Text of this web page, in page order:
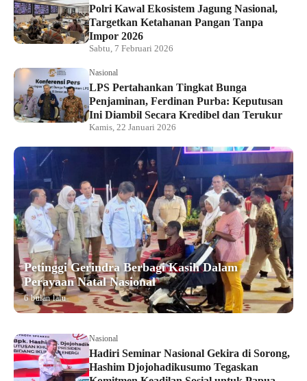
Polri Kawal Ekosistem Jagung Nasional,
Targetkan Ketahanan Pangan Tanpa
Impor 2026
Sabtu, 7 Februari 2026
Nasional
LPS Pertahankan Tingkat Bunga
Penjaminan, Ferdinan Purba: Keputusan
Ini Diambil Secara Kredibel dan Terukur
Kamis, 22 Januari 2026
Petinggi Gerindra Berbagi Kasih Dalam
Perayaan Natal Nasional
6 bulan lalu
Nasional
Hadiri Seminar Nasional Gekira di Sorong,
Hashim Djojohadikusumo Tegaskan